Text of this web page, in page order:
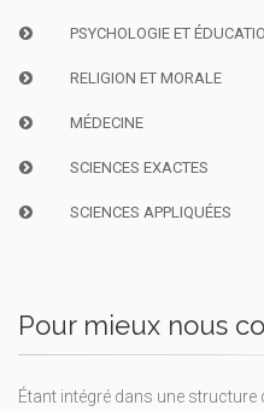
PSYCHOLOGIE ET
RELIGION ET MORALE
MÉDECINE
SCIENCES EXACTES
SCIENCES APPLIQUÉES
Pour mieux nous
Étant intégré dans une